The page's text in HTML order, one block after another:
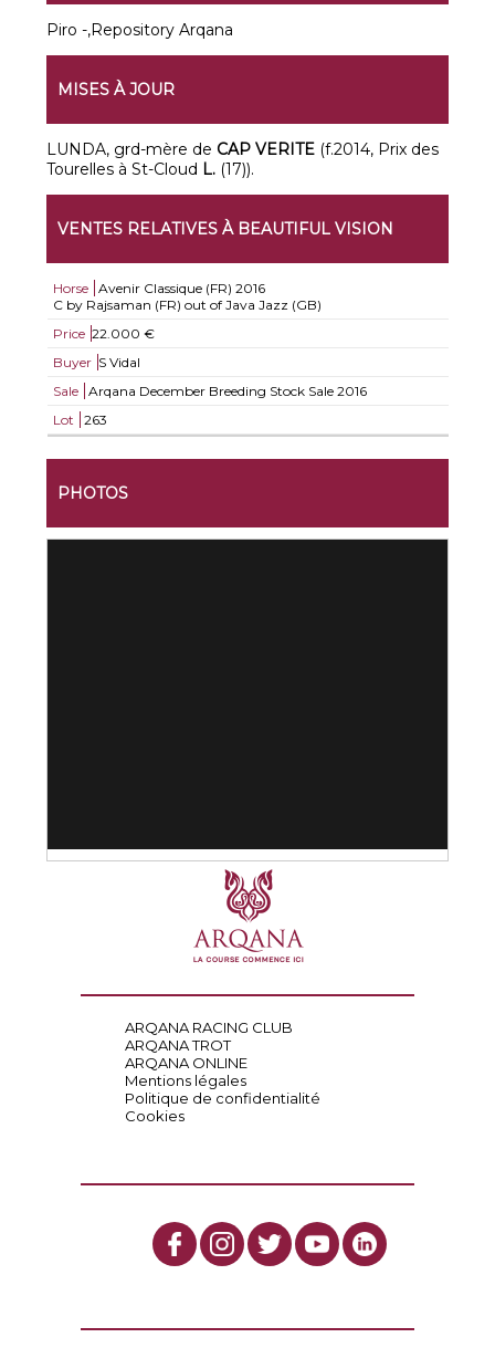
Piro -,Repository Arqana
MISES À JOUR
LUNDA, grd-mère de CAP VERITE (f.2014, Prix des
Tourelles à St-Cloud L. (17)).
VENTES RELATIVES À BEAUTIFUL VISION
Horse Avenir Classique (FR) 2016
C by Rajsaman (FR) out of Java Jazz (GB)
Price 22.000 €
Buyer S Vidal
Sale
Arqana December Breeding Stock Sale 2016
Lot
263
PHOTOS
ARQANA RACING CLUB
ARQANA TROT
ARQANA ONLINE
Mentions légales
Politique de confidentialité
Cookies